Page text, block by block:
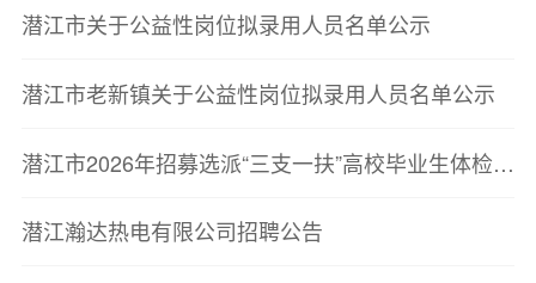
潜江市关于公益性岗位拟录用人员名单公示
潜江市老新镇关于公益性岗位拟录用人员名单公示
潜江市2026年招募选派“三支一扶”高校毕业生体检递补公告
潜江瀚达热电有限公司招聘公告